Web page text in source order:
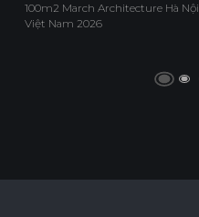
100m2 March Architecture Hà
Việt Nam 2026